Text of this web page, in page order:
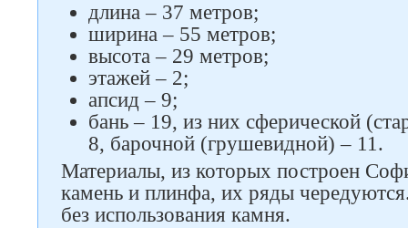
длина – 37 метров;
ширина – 55 метров;
высота – 29 метров;
этажей – 2;
апсид – 9;
бань – 19, из них сферической
8, барочной (грушевидной) – 11.
Материалы, из которых построен
камень и плинфа, их ряды
без использования камня.